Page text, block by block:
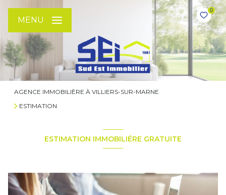
0
MENU
AGENCE IMMOBILIÈRE À VILLIERS-SUR-MARNE
ESTIMATION
ESTIMATION IMMOBILIÉRE GRATUITE